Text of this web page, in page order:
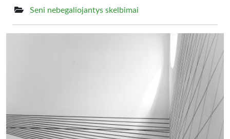
Seni nebegaliojantys skelbimai